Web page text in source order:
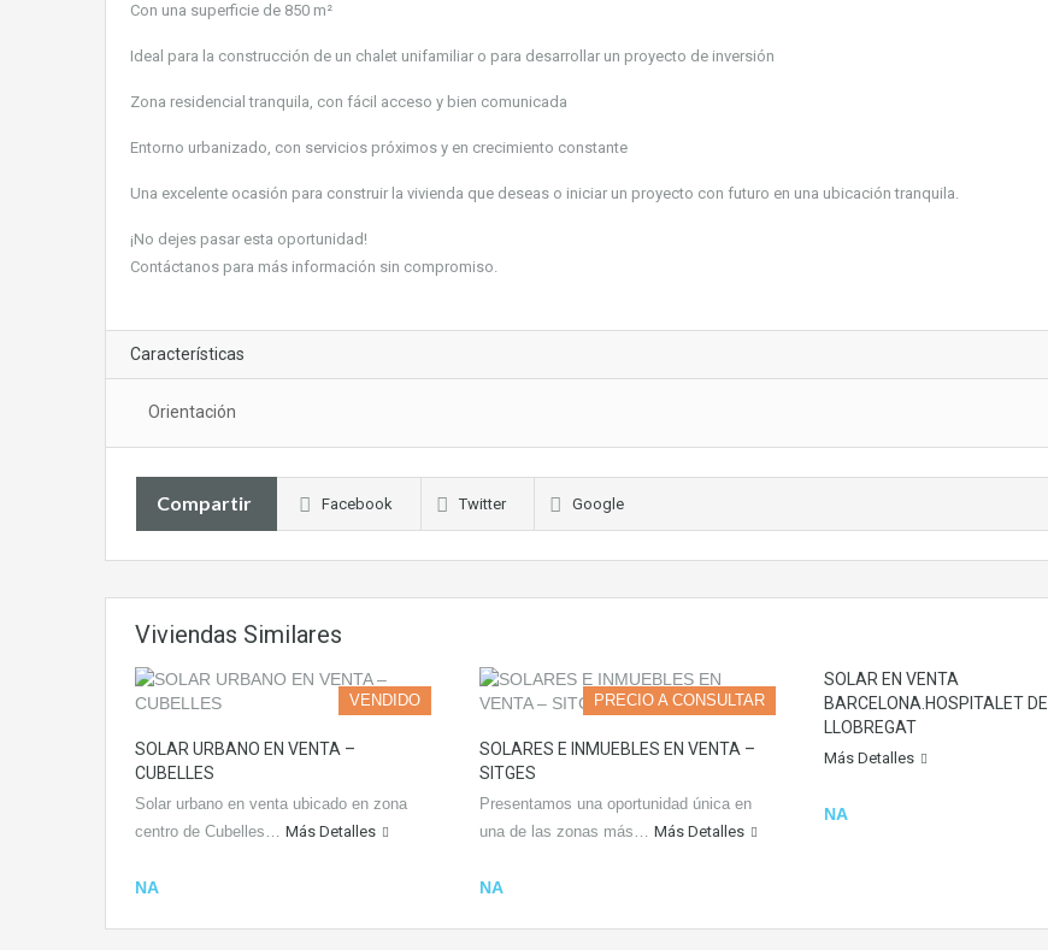
Con una superficie de 850 m²
Ideal para la construcción de un chalet unifamiliar o para desarrollar un proyecto de inversión
Zona residencial tranquila, con fácil acceso y bien comunicada
Entorno urbanizado, con servicios próximos y en crecimiento constante
Una excelente ocasión para construir la vivienda que deseas o iniciar un proyecto con futuro en una ubicación tranquila.
¡No dejes pasar esta oportunidad!
Contáctanos para más información sin compromiso.
Características
Orientación
Compartir Facebook Twitter Google
Viviendas Similares
VENDIDO
SOLAR URBANO EN VENTA –
CUBELLES
Solar urbano en venta ubicado en zona
centro de Cubelles… Más Detalles
NA
PRECIO A CONSULTAR
SOLARES E INMUEBLES EN VENTA –
SITGES
Presentamos una oportunidad única en
una de las zonas más… Más Detalles
NA
SOLAR EN VENTA
BARCELONA.HOSPITALET DE
LLOBREGAT
Más Detalles
NA